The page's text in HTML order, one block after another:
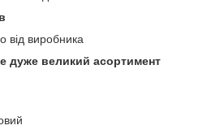
від виробника
дуже великий асортимент